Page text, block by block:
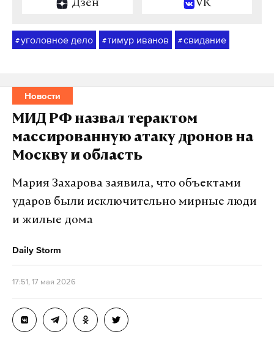
Дзен VK
#уголовное дело #тимур иванов #свидание
Новости
МИД РФ назвал терактом
массированную атаку дронов на
Москву и область
Мария Захарова заявила, что объектами
ударов были исключительно мирные люди
и жилые дома
Daily Storm
17:51, 17 мая 2026